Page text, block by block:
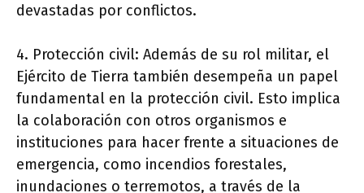
devastadas por conflictos.
4. Protección civil: Además de su rol militar, el
Ejército de Tierra también desempeña un papel
fundamental en la protección civil. Esto implica
la colaboración con otros organismos e
instituciones para hacer frente a situaciones de
emergencia, como incendios forestales,
inundaciones o terremotos, a través de la